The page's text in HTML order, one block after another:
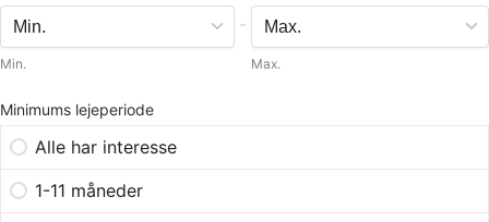
Min.
-
Max.
Minimums lejeperiode
Alle har interesse
1-11 måneder